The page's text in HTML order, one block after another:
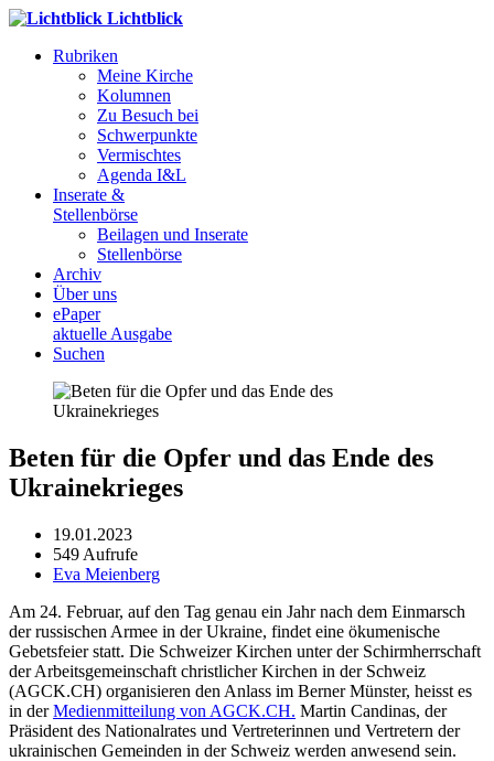
Lichtblick
Rubriken
Meine Kirche
Kolumnen
Zu Besuch bei
Schwerpunkte
Vermischtes
Agenda I&L
Inserate &
Stellenbörse
Beilagen und Inserate
Stellenbörse
Archiv
Über uns
ePaper
aktuelle Ausgabe
Suchen
Beten für die Opfer und das Ende des
Ukrainekrieges
19.01.2023
549 Aufrufe
Eva Meienberg
Am 24. Feb­ru­ar, auf den Tag genau ein Jahr nach dem Ein­marsch
der rus­sis­chen Armee in der Ukraine, find­et eine öku­menis­che
Gebets­feier statt. Die Schweiz­er Kirchen unter der Schirmherrschaft
der Arbeits­ge­mein­schaft christlich­er Kirchen in der Schweiz
(AGCK.CH) organ­isieren den Anlass im Bern­er Mün­ster, heisst es
in derMedi­en­mit­teilung von AGCK.CH. Mar­tin Can­d­i­nas, der
Präsi­dent des Nation­al­rates und Vertreterin­nen und Vertretern der
ukrainis­chen Gemein­den in der Schweiz wer­den anwe­send sein.